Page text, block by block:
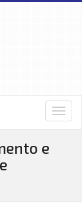
e